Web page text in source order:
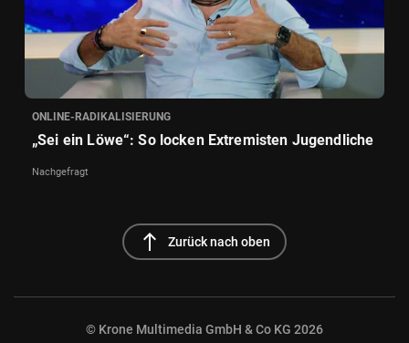
ONLINE-RADIKALISIERUNG
„Sei ein Löwe“: So locken Extremisten Jugendliche
Nachgefragt
north Zurück nach oben
© Krone Multimedia GmbH & Co KG 2026